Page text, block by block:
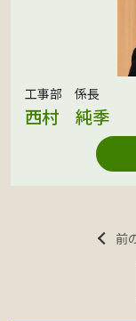
工事部 係長
西村 純季
前